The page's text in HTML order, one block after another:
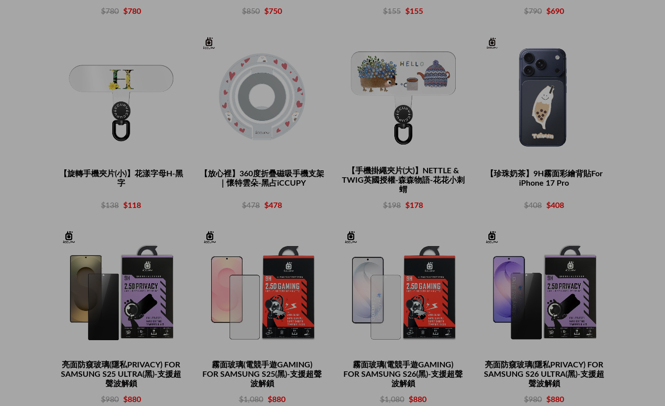
$780 $780 $850 $750
$155 $155 $790 $690
【旋轉手機夾片(小)】花漾字母H-黑
字
$138 $118
【放心裡】360度折疊磁吸手機支架
｜懷特雲朵-黑占iCCUPY
$478 $478
【手機掛繩夾片(大)】NETTLE &
TWIG英國授權-森森物語-花花小刺
蝟
$198 $178
【珍珠奶茶】9H霧面彩繪背貼For
iPhone 17 Pro
$408 $408
亮面防窺玻璃(隱私PRIVACY) FOR
SAMSUNG S25 ULTRA(黑)-支援超
聲波解鎖
$980 $880
霧面玻璃(電競手遊GAMING)
FOR SAMSUNG S25(黑)-支援超聲
波解鎖
$1,080 $880
霧面玻璃(電競手遊GAMING)
FOR SAMSUNG S26(黑)-支援超聲
波解鎖
$1,080 $880
亮面防窺玻璃(隱私PRIVACY) FOR
SAMSUNG S26 ULTRA(黑)-支援超
聲波解鎖
$980 $880